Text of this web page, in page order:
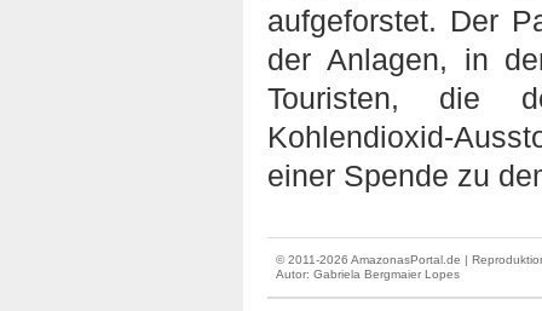
aufgeforstet. Der
der Anlagen, in
Touristen, die
Kohlendioxid-
einer Spende zu
© 2011-2026 AmazonasPortal.de |
Autor: Gabriela Bergmaier Lopes